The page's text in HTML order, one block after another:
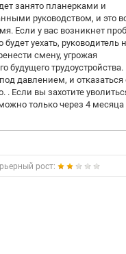
Меня лично, лишили
учебный отпуск ,о чем я
Банк ВТБ у меня украл 184
что Лешина Ольга
решила ,видите ли вы. Более
премию после
дробь : мне выплатити 600
сказать что начальник
способом пытались
мне выплату премии,
отпуск.
забыть ,так как
числе очные в 9 утра ,
касается моей ситуации
что такого
в банках!
занято планерками и
руководством, и это
Если у вас возникнет
уехать, руководитель
смену, угрожая
будущего трудоустройства.
давлением, и отказаться
. Если вы захотите
только через 4
рост: